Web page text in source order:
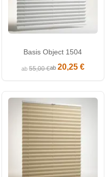
Basis Object 1504
ab55,00 €ab 20,25 €